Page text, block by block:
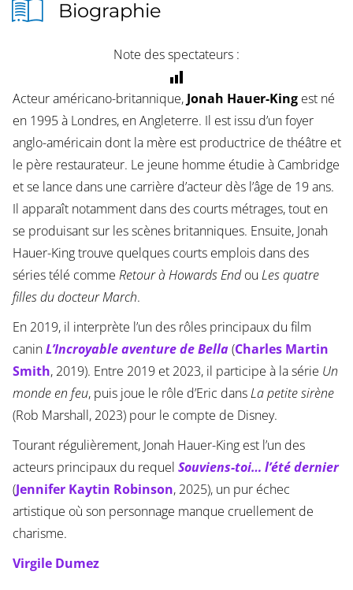
Biographie
Note des spectateurs :
Acteur américano-britannique, Jonah Hauer-Kingest né
en 1995 à Londres, en Angleterre. Il est issu d’un foyer
anglo-américain dont la mère est productrice de théâtre et
le père restaurateur. Le jeune homme étudie à Cambridge
et se lance dans une carrière d’acteur dès l’âge de 19 ans.
Il apparaît notamment dans des courts métrages, tout en
se produisant sur les scènes britanniques. Ensuite, Jonah
Hauer-King trouve quelques courts emplois dans des
séries télé comme Retour à Howards Endou Les quatre
filles du docteur March.
En 2019, il interprète l’un des rôles principaux du film
caninL’Incroyable aventure de Bella(Charles Martin
Smith, 2019). Entre 2019 et 2023, il participe à la série Un
monde en feu, puis joue le rôle d’Eric dansLa petite sirène
(Rob Marshall, 2023) pour le compte de Disney.
Tourant régulièrement, Jonah Hauer-King est l’un des
acteurs principaux du requel Souviens-toi… l’été dernier
(Jennifer Kaytin Robinson, 2025), un pur échec
artistique où son personnage manque cruellement de
charisme.
Virgile Dumez